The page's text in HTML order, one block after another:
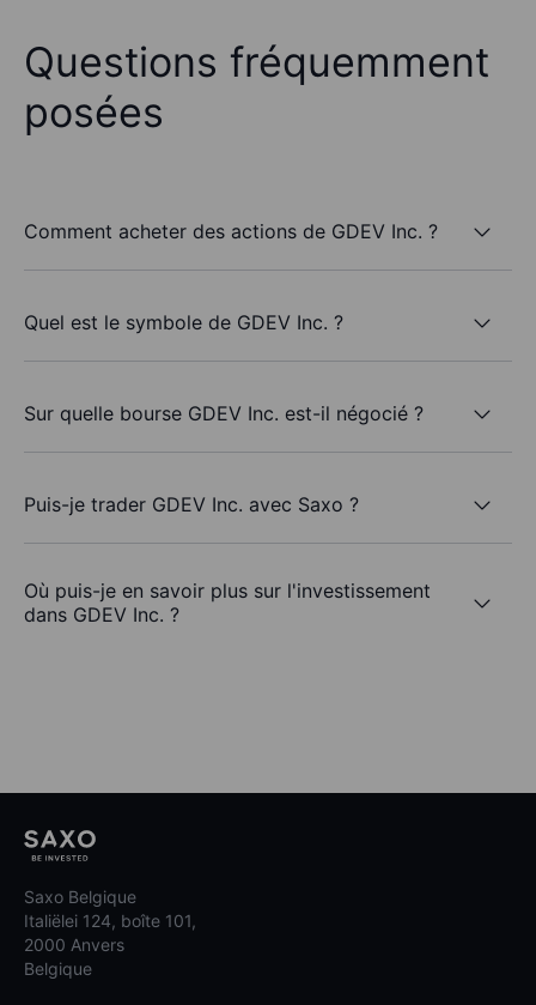
Questions fréquemment
posées
Comment acheter des actions de GDEV Inc. ?
Quel est le symbole de GDEV Inc. ?
Sur quelle bourse GDEV Inc. est-il négocié ?
Puis-je trader GDEV Inc. avec Saxo ?
Où puis-je en savoir plus sur l'investissement
dans GDEV Inc. ?
Saxo Belgique
Italiëlei 124, boîte 101,
2000 Anvers
Belgique